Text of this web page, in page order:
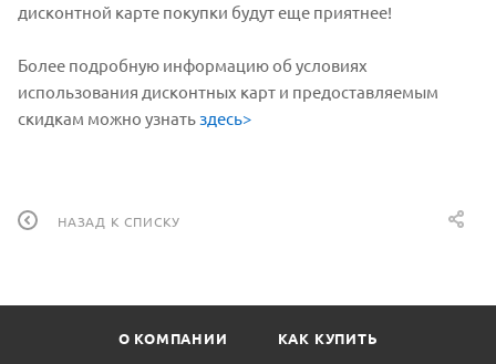
дисконтной карте покупки будут еще приятнее!
Более подробную информацию об условиях
использования дисконтных карт и предоставляемым
скидкам можно узнать здесь>
НАЗАД К СПИСКУ
О КОМПАНИИ КАК КУПИТЬ